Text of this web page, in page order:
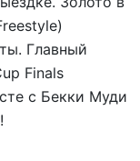
Главный
Finals
с Бекки Муди